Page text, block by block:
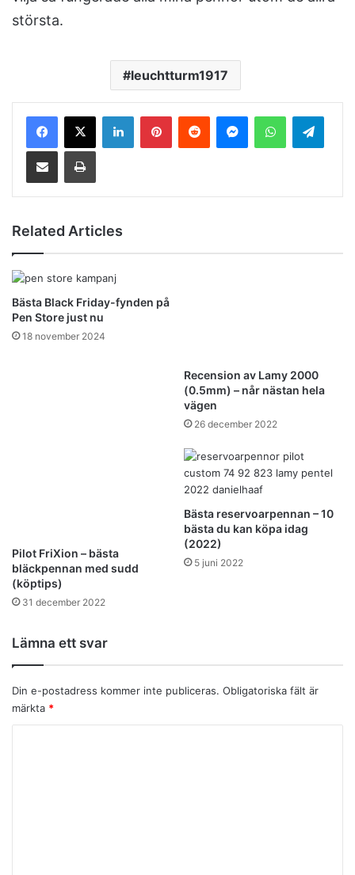
största.
leuchtturm1917
Related Articles
Bästa Black Friday-fynden på
Pen Store just nu
18 november 2024
Recension av Lamy 2000
(0.5mm) – når nästan hela
vägen
26 december 2022
Pilot FriXion – bästa
bläckpennan med sudd
(köptips)
31 december 2022
Bästa reservoarpennan – 10
bästa du kan köpa idag
(2022)
5 juni 2022
Lämna ett svar
Din e-postadress kommer inte publiceras. Obligatoriska fält är
märkta *